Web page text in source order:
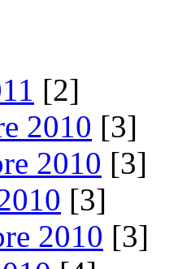
[2]
2010 [3]
2010 [3]
[3]
2010 [3]